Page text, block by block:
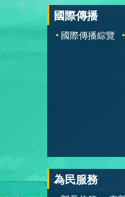
國際傳播
國際傳播綜覽
為民服務